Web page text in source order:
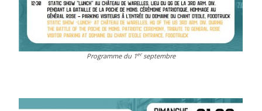
Programme du 1erseptembre